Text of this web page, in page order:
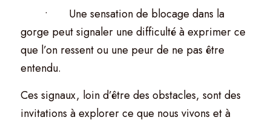
gorge peut signaler une difficulté à exprimer ce
que l’on ressent ou une peur de ne pas être
entendu.
Ces signaux, loin d’être des obstacles, sont des
invitations à explorer ce que nous vivons et à